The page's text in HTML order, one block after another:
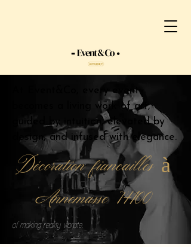
At Event&Co, every event
becomes a living work of art,
guided by intuition, elevated by
design, and infused with elegance.
Décoration fiancailles à
Annemasse 74100
of making reality vibrate.